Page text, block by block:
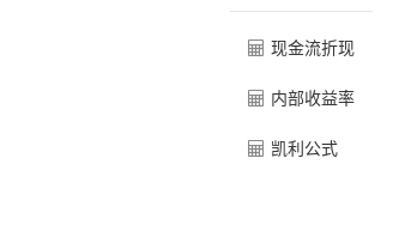
现金流折现
内部收益率
凯利公式